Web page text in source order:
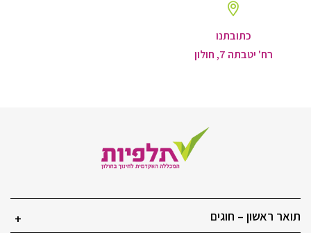
כתובתנו
רח' יטבתה 7, חולון
תואר ראשון – חוגים +